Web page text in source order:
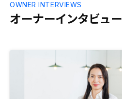
オーナーインタビュー
OWNER INTERVIEWS